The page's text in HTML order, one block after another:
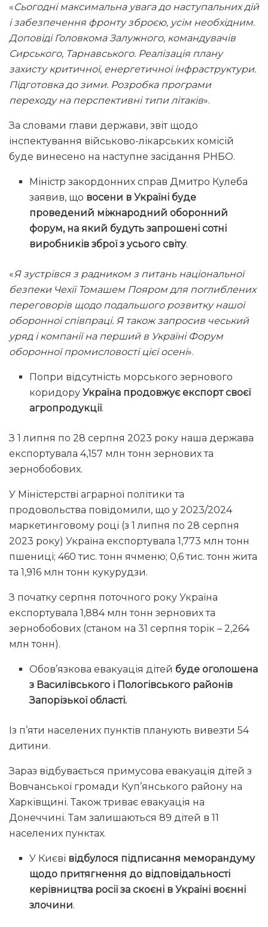
«Сьогодні максимальна увага до наступальних дій
і забезпечення фронту зброєю, усім необхідним.
Доповіді Головкома Залужного, командувачів
Сирського, Тарнавського. Реалізація плану
захисту критичної, енергетичної інфраструктури.
Підготовка до зими. Розробка програми
переходу на перспективні типи літаків».
За словами глави держави, звіт щодо
інспектування військово-лікарських комісій
буде винесено на наступне засідання РНБО.
Міністр закордонних справ Дмитро Кулеба
заявив, що восени в Україні буде
проведений міжнародний оборонний
форум, на який будуть запрошені сотні
виробників зброї з усього світу.
«Я зустрівся з радником з питань національної
безпеки Чехії Томашем Пояром для поглиблених
переговорів щодо подальшого розвитку нашої
оборонної співпраці. Я також запросив чеський
уряд і компанії на перший в Україні Форум
оборонної промисловості цієї осені».
Попри відсутність морського зернового
коридоруУкраїна продовжує експорт своєї
агропродукції.
З 1 липня по 28 серпня 2023 року наша держава
експортувала 4,157 млн тонн зернових та
зернобобових.
У Міністерстві аграрної політики та
продовольства повідомили, що у 2023/2024
маркетинговому році (з 1 липня по 28 серпня
2023 року) Україна експортувала 1,773 млн тонн
пшениці; 460 тис. тонн ячменю; 0,6 тис. тонн жита
та 1,916 млн тонн кукурудзи.
З початку серпня поточного року Україна
експортувала 1,884 млн тонн зернових та
зернобобових (станом на 31 серпня торік – 2,264
млн тонн).
Обов’язкова евакуація дітейбуде оголошена
з Василівського і Пологівського районів
Запорізької області.
Із п’яти населених пунктів планують вивезти 54
дитини.
Зараз відбувається примусова евакуація дітей з
Вовчанської громади Куп’янського району на
Харківщині. Також триває евакуація на
Донеччині. Там залишаються 89 дітей в 11
населених пунктах.
У Києві відбулося підписання меморандуму
щодо притягнення до відповідальності
керівництва росії за скоєні в Україні воєнні
злочини.